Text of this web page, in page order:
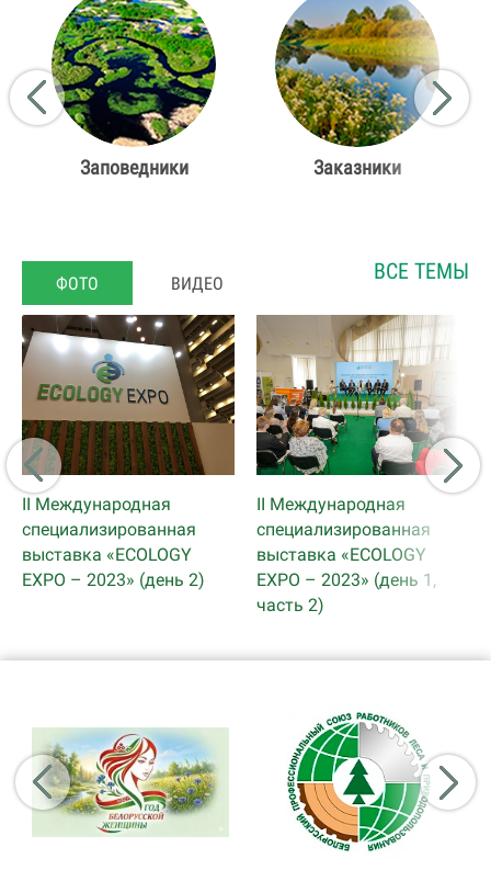
Заповедники Заказники
ФОТО ВИДЕО ВСЕ ТЕМЫ
II Международная
специализированная
выставка «ECOLOGY
EXPO – 2023» (день 2)
II Международная
специализированная
выставка «ECOLOGY
EXPO – 2023» (день 1,
часть 2)